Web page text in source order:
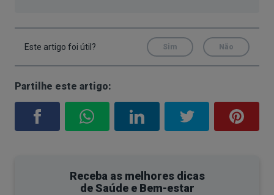
Este artigo foi útil? Sim Não
Partilhe este artigo:
Receba as melhores dicas
de Saúde e Bem-estar